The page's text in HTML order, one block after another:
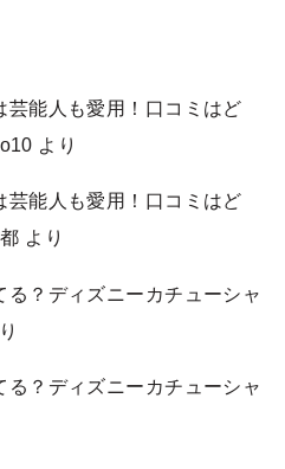
芸能人も愛用！口コミはど
より
芸能人も愛用！口コミはど
より
る？ディズニーカチューシャ
る？ディズニーカチューシャ